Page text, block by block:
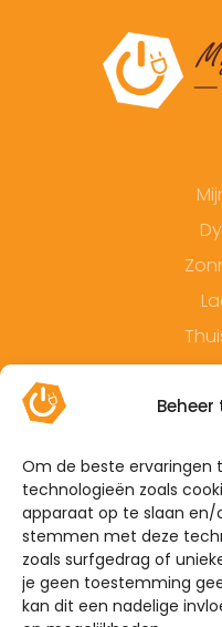
Om de beste ervaringen
technologieën zoals
apparaat op te slaan en/
stemmen met deze
zoals surfgedrag of
je geen toestemming
kan dit een nadelige
De Hoefkens 1 5707 AZ